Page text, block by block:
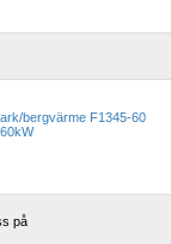
bergvärme F1345-60
på